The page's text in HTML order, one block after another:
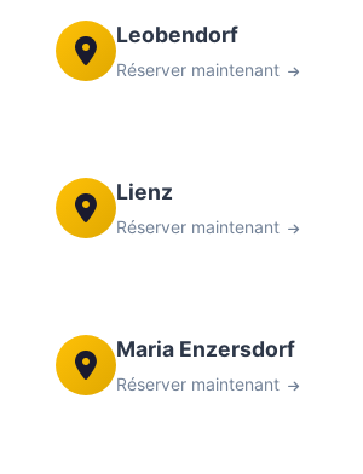
Leobendorf
Réserver maintenant
Lienz
Réserver maintenant
Maria Enzersdorf
Réserver maintenant